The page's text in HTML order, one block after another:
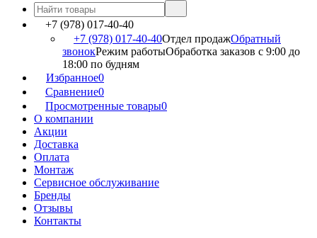
+7 (978) 017-40-40
+7 (978) 017-40-40Отдел продажОбратный
звонокРежим работыОбработка заказов с 9:00 до
18:00 по будням
Избранное0
Сравнение0
Просмотренные товары0
О компании
Акции
Доставка
Оплата
Монтаж
Сервисное обслуживание
Бренды
Отзывы
Контакты